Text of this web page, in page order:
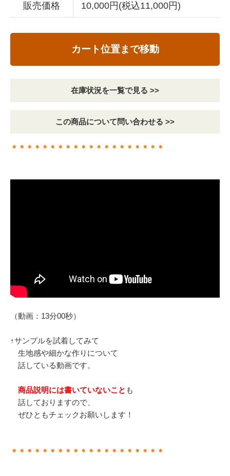
販売価格 10,000円(税込11,000円)
カート位置まで移動
在庫状況を一覧で見る >>
この商品について問い合わせる >>
＊＊＊＊＊＊＊＊＊＊＊＊＊＊＊＊＊＊＊＊
（動画：13分00秒）
↑サンプルを試着してみて
生地感や細かな作りについて
話している動画です。
商品説明には書いていないこと も
話しておりますので、
ぜひともチェックお願いします！
＊＊＊＊＊＊＊＊＊＊＊＊＊＊＊＊＊＊＊＊